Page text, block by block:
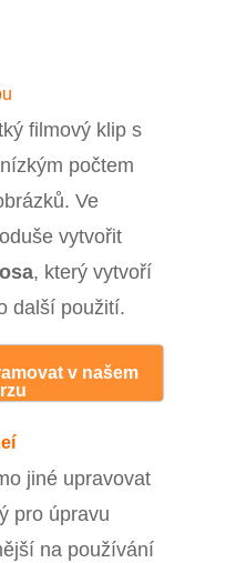
filmový klip s
počtem
Ve
vytvořit
, který vytvoří
další použití.
v našem
jiné upravovat
pro úpravu
na používání